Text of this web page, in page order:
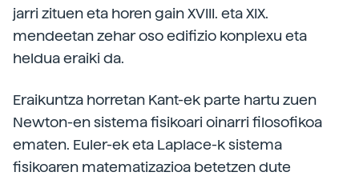
jarri zituen eta horen gain XVIII. eta XIX.
mendeetan zehar oso edifizio konplexu eta
heldua eraiki da.
Eraikuntza horretan Kant-ek parte hartu zuen
Newton-en sistema fisikoari oinarri filosofikoa
ematen. Euler-ek eta Laplace-k sistema
fisikoaren matematizazioa betetzen dute